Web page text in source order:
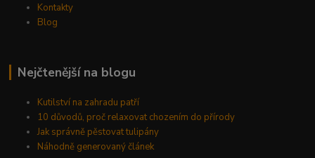
Kontakty
Blog
Nejčtenější na blogu
Kutilství na zahradu patří
10 důvodů, proč relaxovat chozením do přírody
Jak správně pěstovat tulipány
Náhodně generovaný článek